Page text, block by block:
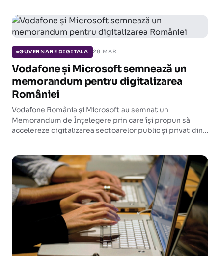
GUVERNARE DIGITALA 28 MAR
Vodafone și Microsoft semnează un
memorandum pentru digitalizarea
României
Vodafone România și Microsoft au semnat un
Memorandum de Înțelegere prin care își propun să
accelereze digitalizarea sectoarelor public și privat din